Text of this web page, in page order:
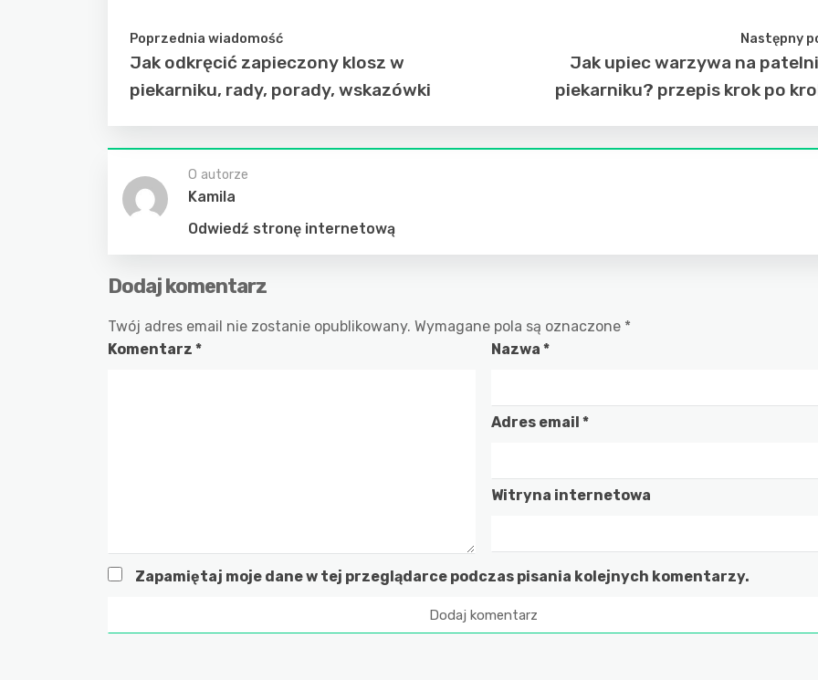
Poprzednia wiadomość
Jak odkręcić zapieczony klosz w
piekarniku, rady, porady, wskazówki
Następny
Jak upiec warzywa na
piekarniku? przepis krok po
O autorze
Kamila
Odwiedź stronę internetową
Dodaj komentarz
Twój adres email nie zostanie opublikowany. Wymagane pola są oznaczone *
Komentarz * Nazwa *
Adres email *
Witryna internetowa
Zapamiętaj moje dane w tej przeglądarce podczas pisania kolejnych komentarzy.